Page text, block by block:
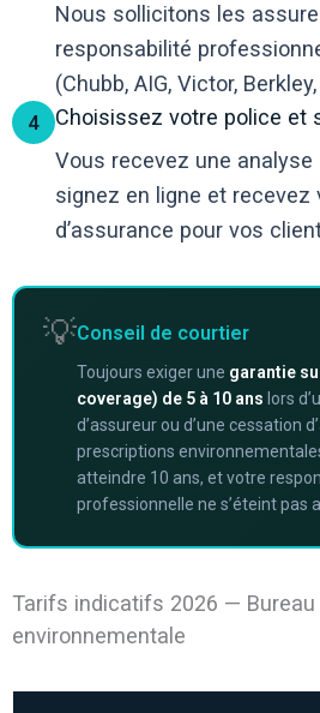
Nous sollicitons les
responsabilité
(Chubb, AIG, Victor,
4
Choisissez votre police et
Vous recevez une
signez en ligne et
d’assurance pour vos
💡Conseil de courtier
Toujours exiger une garantie
coverage) de 5 à 10 ans lors
d’assureur ou d’une cessation
prescriptions
atteindre 10 ans, et votre
professionnelle ne s’éteint pas
Tarifs indicatifs 2026 —
environnementale